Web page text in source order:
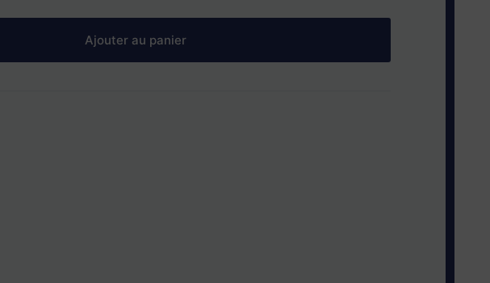
Ajouter au panier